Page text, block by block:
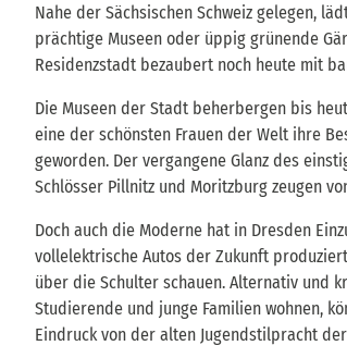
Nahe der Sächsischen Schweiz gelegen,
prächtige Museen oder üppig grünende
Residenzstadt bezaubert noch heute mit
Die Museen der Stadt beherbergen bis
eine der schönsten Frauen der Welt ihre
geworden. Der vergangene Glanz des
Schlösser Pillnitz und Moritzburg zeugen
Doch auch die Moderne hat in Dresden
vollelektrische Autos der Zukunft
über die Schulter schauen. Alternativ und
Studierende und junge Familien wohnen,
Eindruck von der alten Jugendstilpracht